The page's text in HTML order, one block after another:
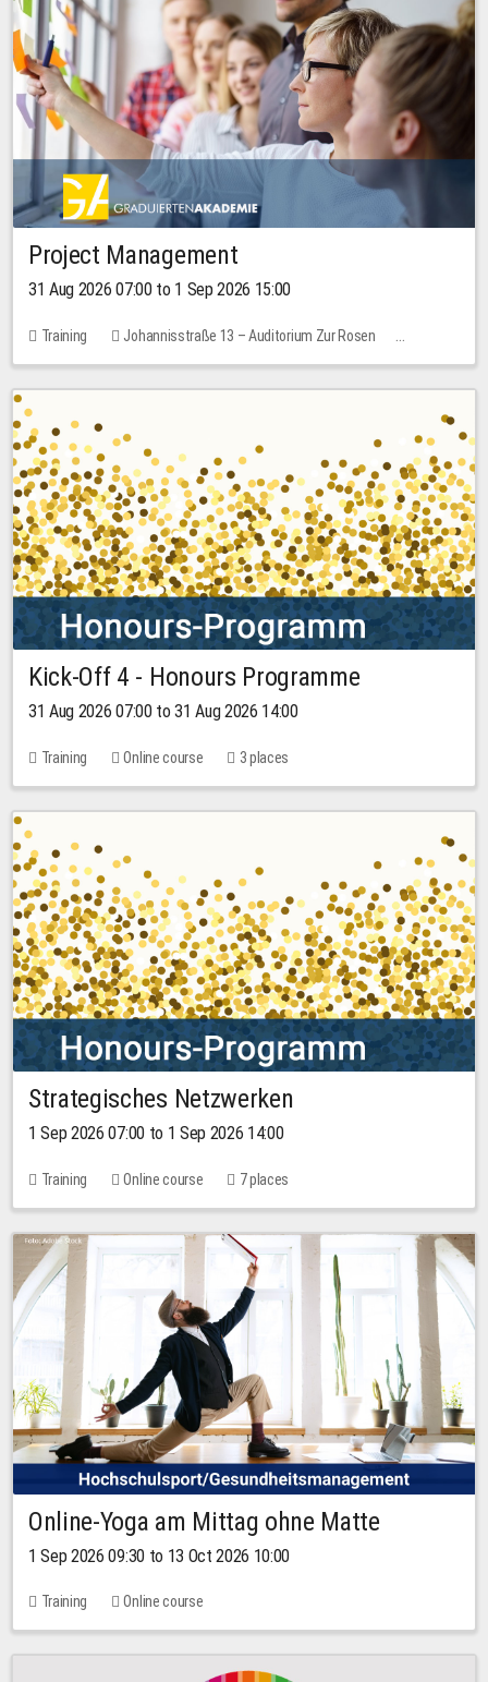
Project Management
31 Aug 2026 07:00 to 1 Sep 2026 15:00
Training
Johannisstraße 13 – Auditorium Zur Rosen
No free places
30.00 EUR
Kick-Off 4 - Honours Programme
31 Aug 2026 07:00 to 31 Aug 2026 14:00
Training Online course 3 places
Strategisches Netzwerken
1 Sep 2026 07:00 to 1 Sep 2026 14:00
Training Online course 7 places
Online-Yoga am Mittag ohne Matte
1 Sep 2026 09:30 to 13 Oct 2026 10:00
Training Online course